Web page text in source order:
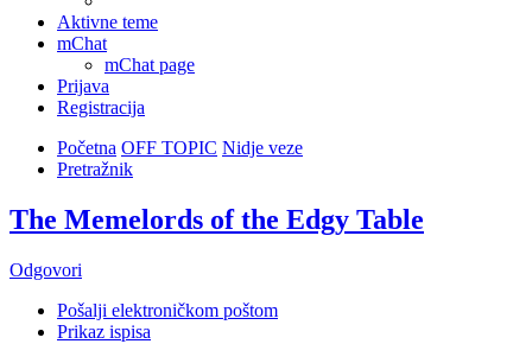
Aktivne teme
mChat
mChat page
Prijava
Registracija
Početna OFF TOPIC Nidje veze
Pretražnik
The Memelords of the Edgy Table
Odgovori
Pošalji elektroničkom poštom
Prikaz ispisa